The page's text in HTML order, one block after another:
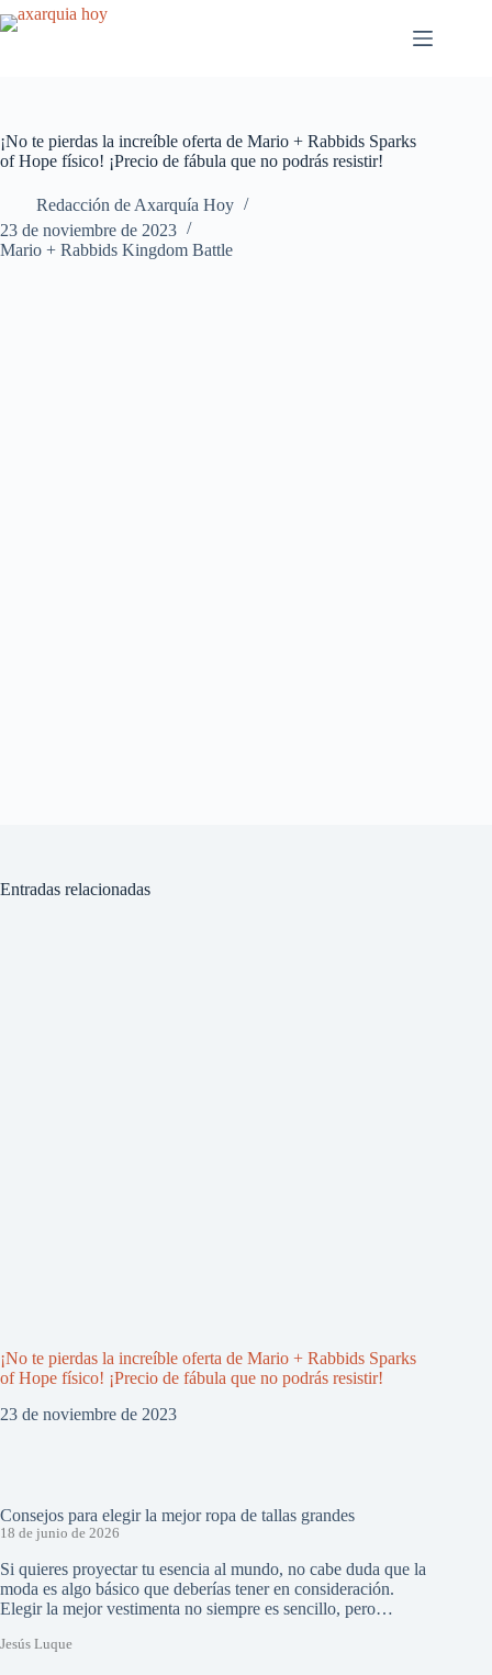
Saltar
al
¡No te pierdas la increíble oferta de Mario + Rabbids Sparks
of Hope físico! ¡Precio de fábula que no podrás resistir!
Redacción de Axarquía Hoy
23 de noviembre de 2023
Mario + Rabbids Kingdom Battle
Entradas relacionadas
¡No te pierdas la increíble oferta de Mario + Rabbids Sparks
of Hope físico! ¡Precio de fábula que no podrás resistir!
23 de noviembre de 2023
Consejos para elegir la mejor ropa de tallas grandes
18 de junio de 2026
Si quieres proyectar tu esencia al mundo, no cabe duda que la
moda es algo básico que deberías tener en consideración.
Elegir la mejor vestimenta no siempre es sencillo, pero…
Jesús Luque